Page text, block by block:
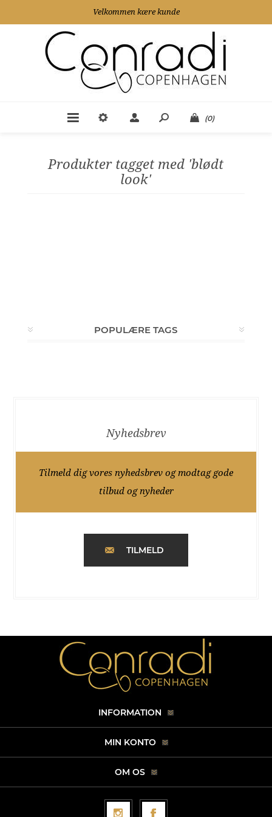
Velkommen kære kunde
(0)
Produkter tagget med 'blødt
look'
POPULÆRE TAGS
Nyhedsbrev
Tilmeld dig vores nyhedsbrev og modtag gode
tilbud og nyheder
TILMELD
INFORMATION
MIN KONTO
OM OS